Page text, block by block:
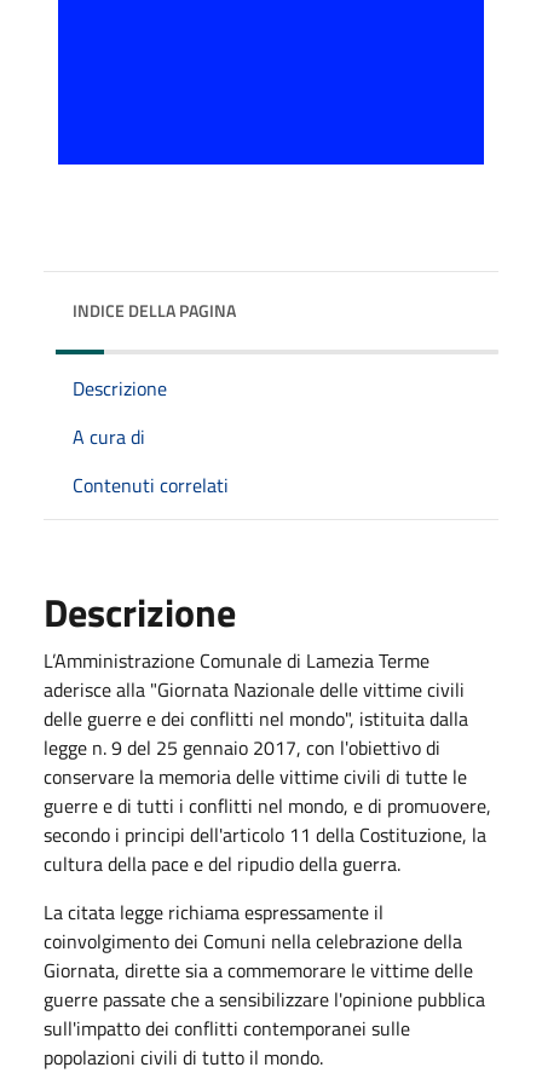
INDICE DELLA PAGINA
Descrizione
A cura di
Contenuti correlati
Descrizione
L’Amministrazione Comunale di Lamezia Terme
aderisce alla "Giornata Nazionale delle vittime civili
delle guerre e dei conflitti nel mondo", istituita dalla
legge n. 9 del 25 gennaio 2017, con l'obiettivo di
conservare la memoria delle vittime civili di tutte le
guerre e di tutti i conflitti nel mondo, e di promuovere,
secondo i principi dell'articolo 11 della Costituzione, la
cultura della pace e del ripudio della guerra.
La citata legge richiama espressamente il
coinvolgimento dei Comuni nella celebrazione della
Giornata, dirette sia a commemorare le vittime delle
guerre passate che a sensibilizzare l'opinione pubblica
sull'impatto dei conflitti contemporanei sulle
popolazioni civili di tutto il mondo.